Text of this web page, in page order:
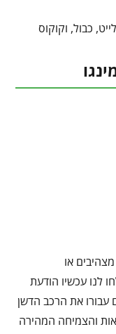
כבול, וקוקוס
או
לנו עכשיו הודעת
עבורו את הרכב הדשן
והצמיחה המהירה